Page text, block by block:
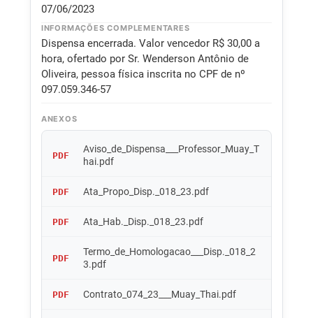
07/06/2023
INFORMAÇÕES COMPLEMENTARES
Dispensa encerrada. Valor vencedor R$ 30,00 a
hora, ofertado por Sr. Wenderson Antônio de
Oliveira, pessoa física inscrita no CPF de nº
097.059.346-57
ANEXOS
PDF
Aviso_de_Dispensa___Professor_Muay_T
hai.pdf
PDF Ata_Propo_Disp._018_23.pdf
PDF Ata_Hab._Disp._018_23.pdf
PDF
Termo_de_Homologacao___Disp._018_2
3.pdf
PDF Contrato_074_23___Muay_Thai.pdf